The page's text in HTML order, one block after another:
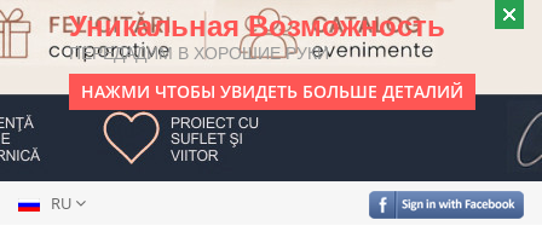
Уникальная Возможность
ПЕРЕДАДИМ В ХОРОШИЕ РУКИ
НАЖМИ ЧТОБЫ УВИДЕТЬ БОЛЬШЕ ДЕТАЛИЙ
RU